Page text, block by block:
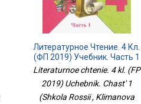
Литературное Чтение. 4 Кл.
(ФП 2019) Учебник. Часть 1
(Школа России
Literaturnoe chtenie. 4 kl. (FP
2019) Uchebnik. Chast' 1
(Shkola Rossii , Klimanova